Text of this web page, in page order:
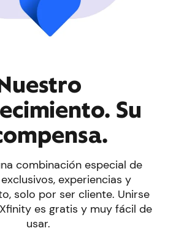
Su
combinación especial de
experiencias y
solo por ser cliente. Unirse
es gratis y muy fácil de
usar.